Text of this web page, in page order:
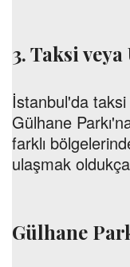
3. Taksi veya
İstanbul'da
Gülhane
farklı
ulaşmak oldukça
Gülhane